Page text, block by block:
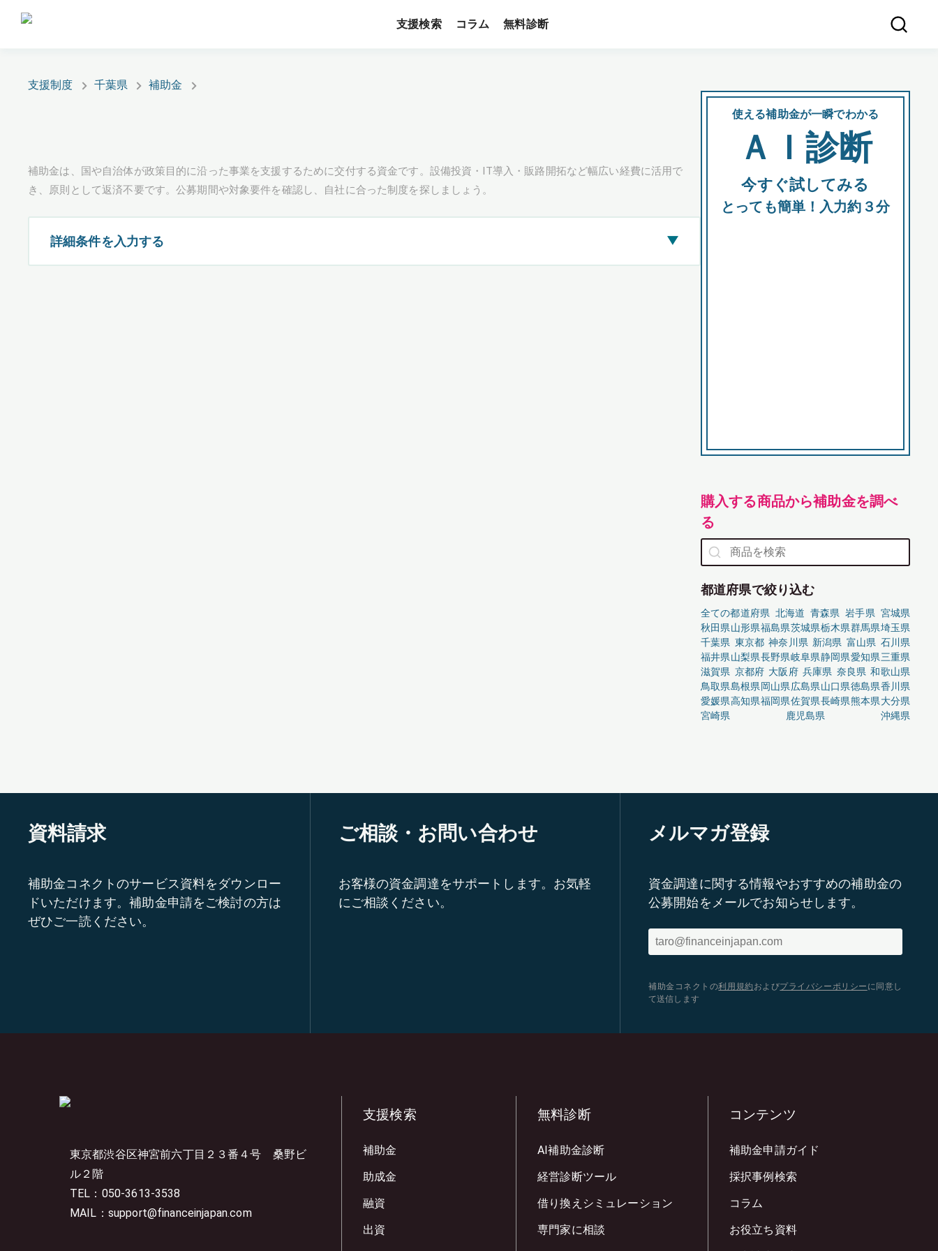
支援検索 コラム 無料診断
支援制度 千葉県 補助金
補助金は、国や自治体が政策目的に沿った事業を支援するために交付する資金です。設備投資・IT導入・販路開拓など幅広い経費に活用で
き、原則として返済不要です。公募期間や対象要件を確認し、自社に合った制度を探しましょう。
詳細条件を入力する ▶
使える補助金が一瞬でわかる
ＡＩ診断
今すぐ試してみる
とっても簡単！入力約３分
購入する商品から補助金を調べ
る
都道府県で絞り込む
全ての都道府県 北海道 青森県 岩手県 宮城県
秋田県山形県福島県茨城県栃木県群馬県埼玉県
千葉県 東京都 神奈川県 新潟県 富山県 石川県
福井県山梨県長野県岐阜県静岡県愛知県三重県
滋賀県 京都府 大阪府 兵庫県 奈良県 和歌山県
鳥取県島根県岡山県広島県山口県徳島県香川県
愛媛県高知県福岡県佐賀県長崎県熊本県大分県
宮崎県
鹿児島県 沖縄県
資料請求
補助金コネクトのサービス資料をダウンロー
ドいただけます。補助金申請をご検討の方は
ぜひご一読ください。
ご相談・お問い合わせ
お客様の資金調達をサポートします。お気軽
にご相談ください。
メルマガ登録
資金調達に関する情報やおすすめの補助金の
公募開始をメールでお知らせします。
補助金コネクトの利用規約 およびプライバシーポリシー に同意し
て送信します
東京都渋谷区神宮前六丁目２３番４号 桑野ビ
ル２階
TEL：050-3613-3538
MAIL：support@financeinjapan.com
支援検索
補助金
助成金
融資
出資
無料診断
AI補助金診断
経営診断ツール
借り換えシミュレーション
専門家に相談
コンテンツ
補助金申請ガイド
採択事例検索
コラム
お役立ち資料